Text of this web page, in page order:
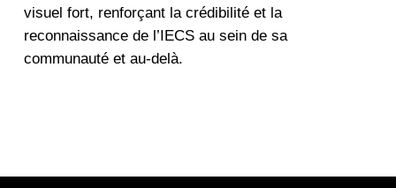
visuel fort, renforçant la crédibilité et la
reconnaissance de l’IECS au sein de sa
communauté et au-delà.